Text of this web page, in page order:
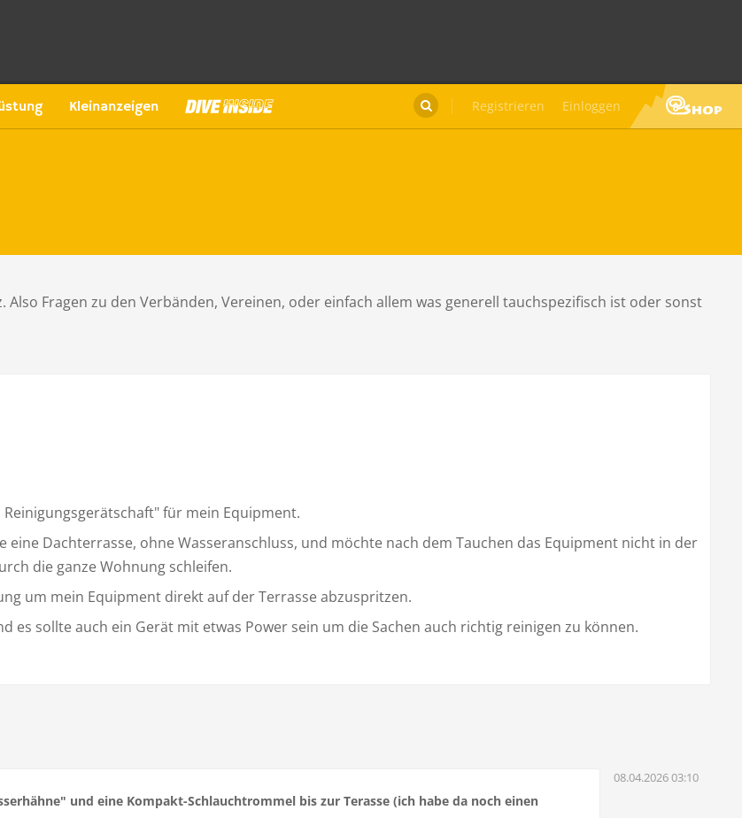
Kleinanzeigen Registrieren Einloggen

Fragen zu den Verbänden, Vereinen, oder einfach allem was generell tauchspezifisch ist oder sonst
für mein Equipment.
eine Dachterrasse, ohne Wasseranschluss, und möchte nach dem Tauchen das Equipment nicht in der
die ganze Wohnung schleifen.
um mein Equipment direkt auf der Terrasse abzuspritzen.
es sollte auch ein Gerät mit etwas Power sein um die Sachen auch richtig reinigen zu können.
08.04.2026 03:10
und eine Kompakt-Schlauchtrommel bis zur Terasse (ich habe da noch einen